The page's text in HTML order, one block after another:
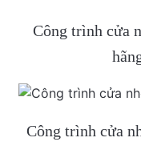
Công trình cửa
Công trình cửa